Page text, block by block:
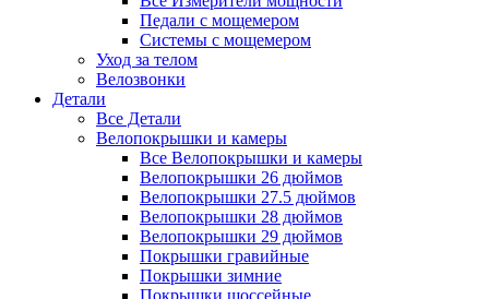
Педали с мощемером
Системы с мощемером
Уход за телом
Велозвонки
Детали
Все Детали
Велопокрышки и камеры
Все Велопокрышки и камеры
Велопокрышки 26 дюймов
Велопокрышки 27.5 дюймов
Велопокрышки 28 дюймов
Велопокрышки 29 дюймов
Покрышки гравийные
Покрышки зимние
Покрышки шоссейные